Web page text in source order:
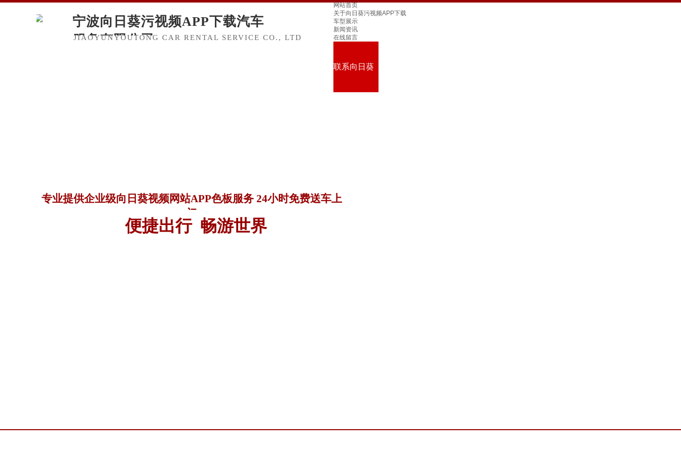
网站首页
关于向日葵污视频APP下载
车型展示
新闻资讯
在线留言
联系向日葵
JIAOYUNYOUTONG CAR RENTAL SERVICE CO., LTD
宁波向日葵污视频APP下载汽车
服务有限公司
专业提供企业级向日葵视频网站APP色板服务 24小时免费送车上
门
便捷出行 畅游世界